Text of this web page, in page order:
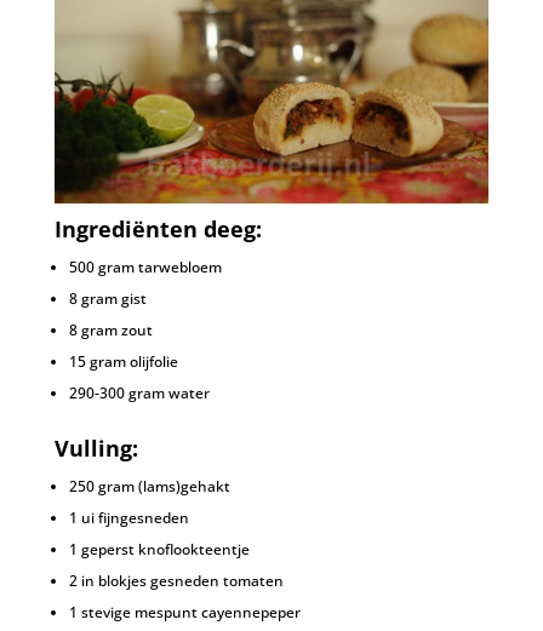
Ingrediënten deeg:
500 gram tarwebloem
8 gram gist
8 gram zout
15 gram olijfolie
290-300 gram water
Vulling:
250 gram (lams)gehakt
1 ui fijngesneden
1 geperst knoflookteentje
2 in blokjes gesneden tomaten
1 stevige mespunt cayennepeper